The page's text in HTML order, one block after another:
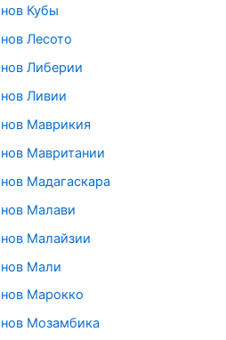
Кубы
Лесото
Либерии
Ливии
Маврикия
Мавритании
Мадагаскара
Малави
Малайзии
Мали
Марокко
Мозамбика